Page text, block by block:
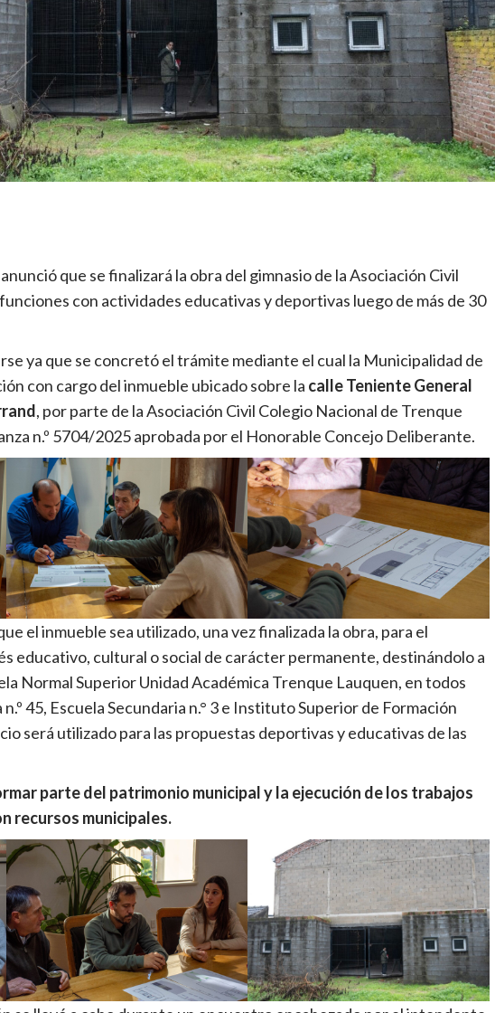
que se finalizará la obra del gimnasio de la Asociación Civil
con actividades educativas y deportivas luego de más de 30
ya que se concretó el trámite mediante el cual la Municipalidad de
con cargo del inmueble ubicado sobre la calle Teniente General
, por parte de la Asociación Civil Colegio Nacional de Trenque
n.º 5704/2025 aprobada por el Honorable Concejo Deliberante.
el inmueble sea utilizado, una vez finalizada la obra, para el
educativo, cultural o social de carácter permanente, destinándolo a
Normal Superior Unidad Académica Trenque Lauquen, en todos
45, Escuela Secundaria n.° 3 e Instituto Superior de Formación
será utilizado para las propuestas deportivas y educativas de las
parte del patrimonio municipal y la ejecución de los trabajos
recursos municipales.